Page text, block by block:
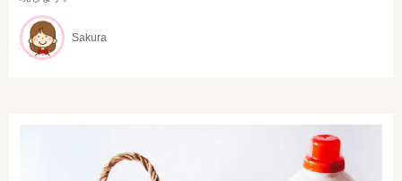
Sakura